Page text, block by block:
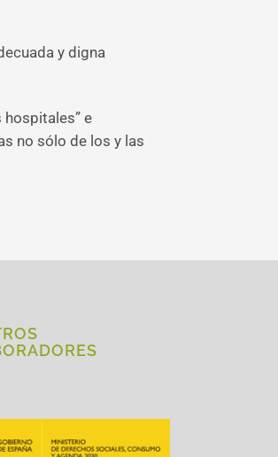
y digna
e
no sólo de los y las